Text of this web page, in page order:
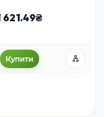
621.49
Купити